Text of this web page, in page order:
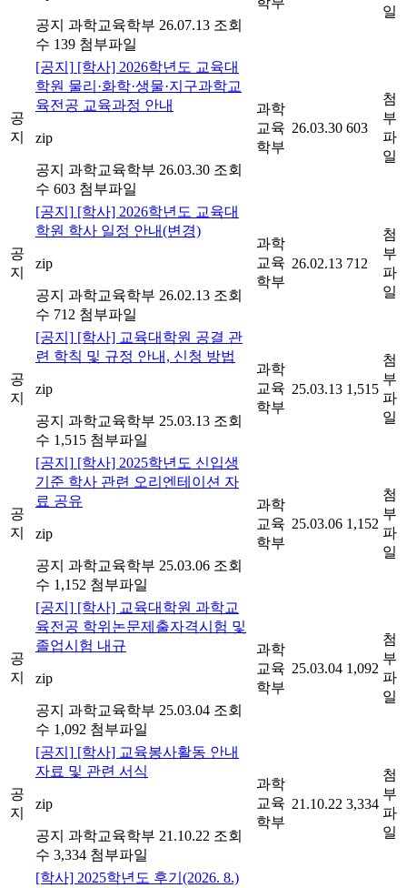
공지 과학교육학부 26.07.13 조회
수 139 첨부파일
일
공
지
[공지] [학사] 2026학년도 교육대
학원 물리·화학·생물·지구과학교
육전공 교육과정 안내
zip
공지 과학교육학부 26.03.30 조회
수 603 첨부파일
과학
교육
학부
26.03.30 603
첨
부
파
일
공
지
[공지] [학사] 2026학년도 교육대
학원 학사 일정 안내(변경)
zip
공지 과학교육학부 26.02.13 조회
수 712 첨부파일
과학
교육
학부
26.02.13 712
첨
부
파
일
공
지
[공지] [학사] 교육대학원 공결 관
련 학칙 및 규정 안내, 신청 방법
zip
공지 과학교육학부 25.03.13 조회
수 1,515 첨부파일
과학
교육
학부
25.03.13 1,515
첨
부
파
일
공
지
[공지] [학사] 2025학년도 신입생
기준 학사 관련 오리엔테이션 자
료 공유
zip
공지 과학교육학부 25.03.06 조회
수 1,152 첨부파일
과학
교육
학부
25.03.06 1,152
첨
부
파
일
공
지
[공지] [학사] 교육대학원 과학교
육전공 학위논문제출자격시험 및
졸업시험 내규
zip
공지 과학교육학부 25.03.04 조회
수 1,092 첨부파일
과학
교육
학부
25.03.04 1,092
첨
부
파
일
공
지
[공지] [학사] 교육봉사활동 안내
자료 및 관련 서식
zip
공지 과학교육학부 21.10.22 조회
수 3,334 첨부파일
과학
교육
학부
21.10.22 3,334
첨
부
파
일
[학사] 2025학년도 후기(2026. 8.)